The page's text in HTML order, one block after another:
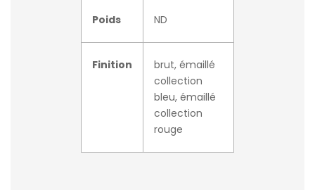
Poids ND
Finition
brut, émaillé
collection
bleu, émaillé
collection
rouge